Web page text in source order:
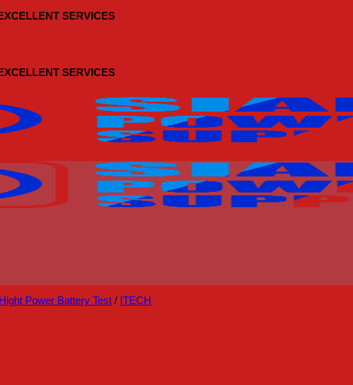
SERVICES
SERVICES
Hight Power Battery Test / ITECH